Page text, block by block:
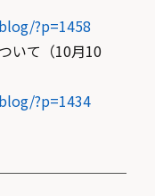
?p=1458
いて（10月10
?p=1434
￣￣￣￣￣￣￣￣